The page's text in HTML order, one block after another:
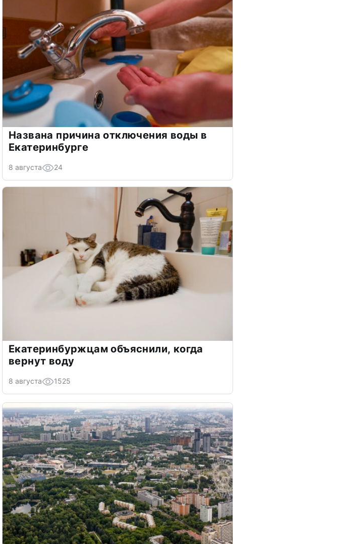
Названа причина отключения воды в
Екатеринбурге
8 августа 24
Екатеринбуржцам объяснили, когда
вернут воду
8 августа 1525